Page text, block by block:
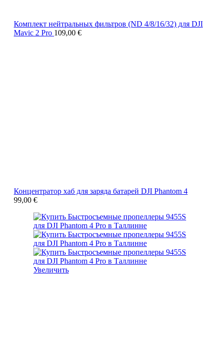
Комплект нейтральных фильтров (ND 4/8/16/32) для DJI
Mavic 2 Pro 109,00 €
Концентратор хаб для заряда батарей DJI Phantom 4
99,00 €
Увеличить